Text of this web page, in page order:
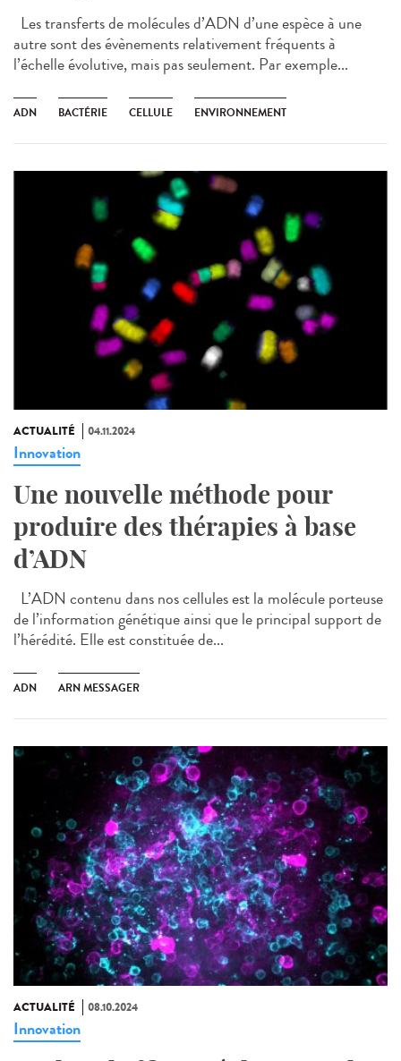
Les transferts de molécules d’ADN d’une espèce à une
autre sont des évènements relativement fréquents à
l’échelle évolutive, mais pas seulement. Par exemple...
ADN BACTÉRIE CELLULE ENVIRONNEMENT
ACTUALITÉ 04.11.2024
Innovation
Une nouvelle méthode pour
produire des thérapies à base
d’ADN
L’ADN contenu dans nos cellules est la molécule porteuse
de l’information génétique ainsi que le principal support de
l’hérédité. Elle est constituée de...
ADN ARN MESSAGER
ACTUALITÉ 08.10.2024
Innovation